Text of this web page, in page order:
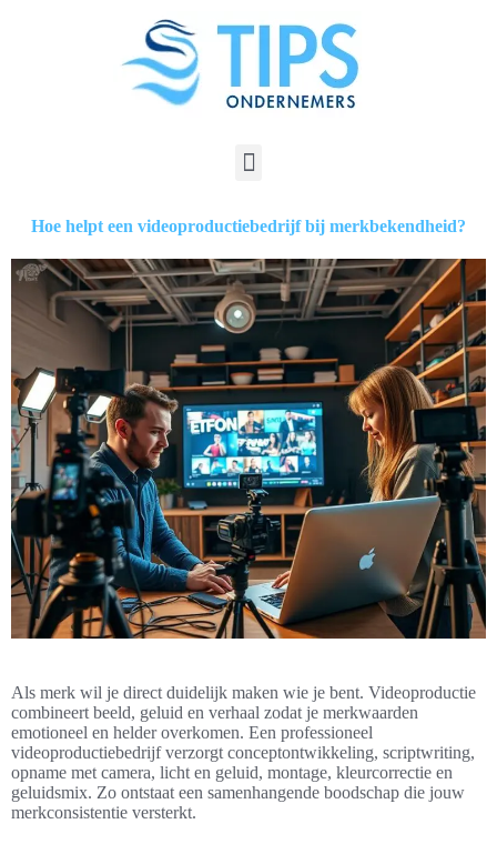
Hoe helpt een videoproductiebedrijf bij merkbekendheid?
Als merk wil je direct duidelijk maken wie je bent. Videoproductie
combineert beeld, geluid en verhaal zodat je merkwaarden
emotioneel en helder overkomen. Een professioneel
videoproductiebedrijf verzorgt conceptontwikkeling, scriptwriting,
opname met camera, licht en geluid, montage, kleurcorrectie en
geluidsmix. Zo ontstaat een samenhangende boodschap die jouw
merkconsistentie versterkt.